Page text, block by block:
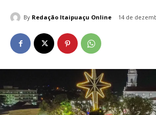
By Redação Itaipuaçu Online 14 de